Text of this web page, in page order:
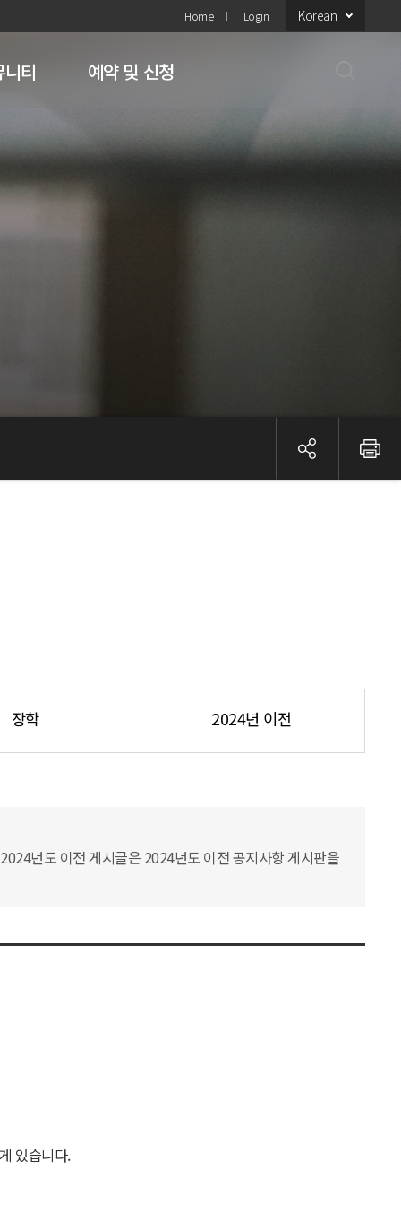
Home Login Korean
니티 예약 및 신청
장학 2024년 이전
년도 이전 게시글은 2024년도 이전 공지사항 게시판을
있습니다.